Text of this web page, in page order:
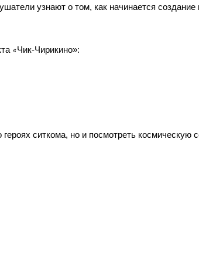
узнают о том, как начинается
«Чик-Чирикино»: